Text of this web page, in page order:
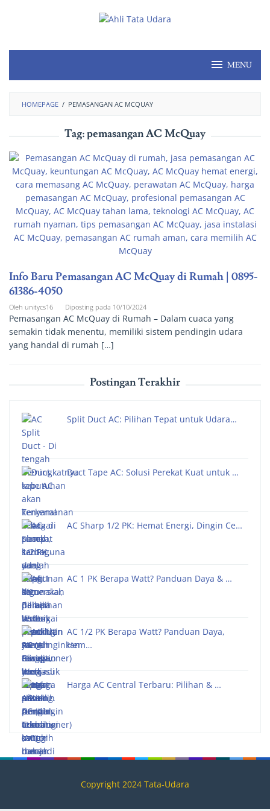
MENU
HOMEPAGE / PEMASANGAN AC MCQUAY
Tag:pemasangan AC McQuay
Info Baru Pemasangan AC McQuay di Rumah | 0895-
61386-4050
Oleh unitycs16 Diposting pada 10/10/2024
Pemasangan AC McQuay di Rumah – Dalam cuaca yang
semakin tidak menentu, memiliki sistem pendingin udara
yang handal di rumah […]
Postingan Terakhir
Split Duct AC: Pilihan Tepat untuk Udara…
Duct Tape AC: Solusi Perekat Kuat untuk …
AC Sharp 1/2 PK: Hemat Energi, Dingin Ce…
AC 1 PK Berapa Watt? Panduan Daya & …
AC 1/2 PK Berapa Watt? Panduan Daya,
Hem…
Harga AC Central Terbaru: Pilihan & …
Copyright 2024 Tata-Udara